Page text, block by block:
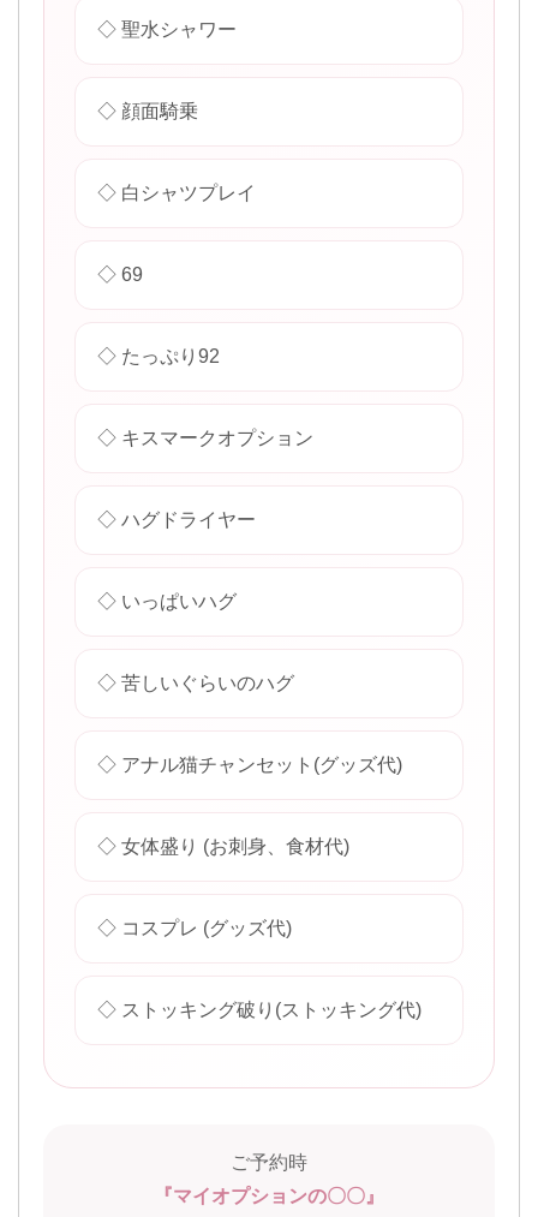
◇ 聖水シャワー
◇ 顔面騎乗
◇ 白シャツプレイ
◇ 69
◇ たっぷり92
◇ キスマークオプション
◇ ハグドライヤー
◇ いっぱいハグ
◇ 苦しいぐらいのハグ
◇ アナル猫チャンセット(グッズ代)
◇ 女体盛り (お刺身、食材代)
◇ コスプレ (グッズ代)
◇ ストッキング破り(ストッキング代)
ご予約時
『マイオプションの〇〇』